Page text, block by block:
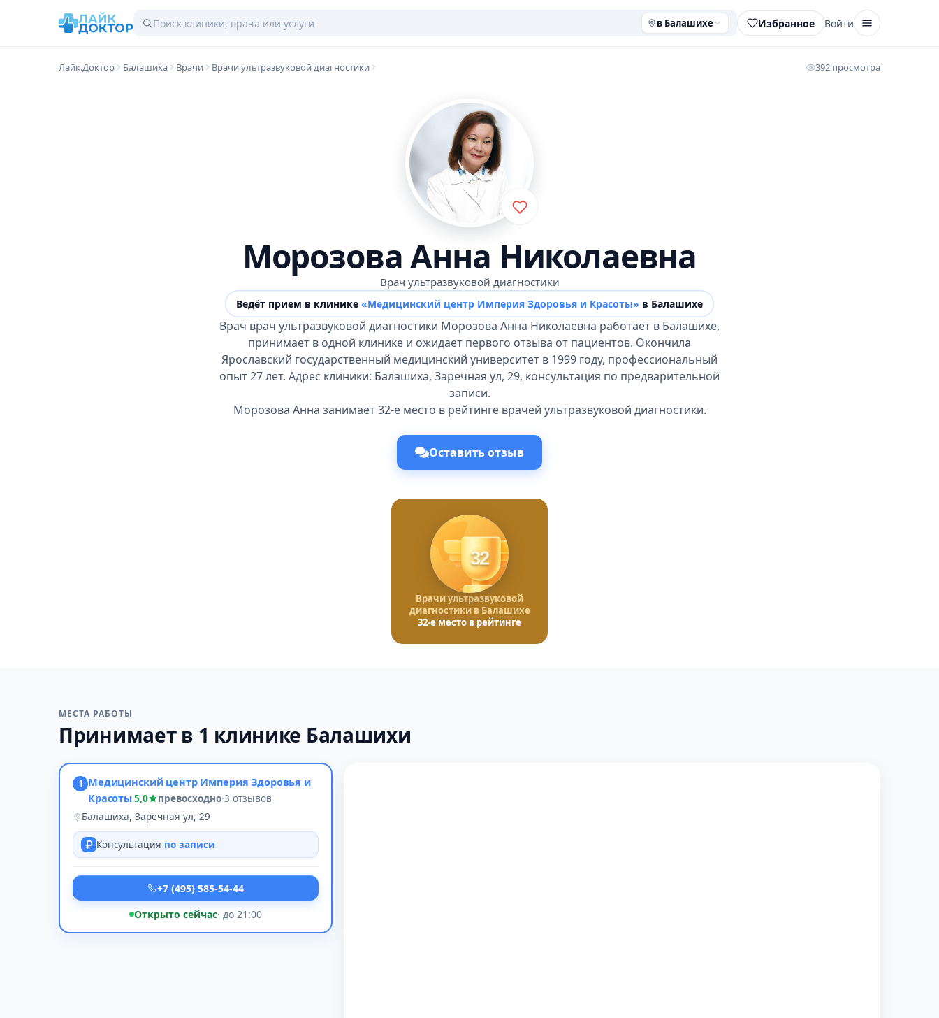
в Балашихе Избранное Войти
Лайк.Доктор Балашиха Врачи Врачи ультразвуковой диагностики 392 просмотра
Морозова Анна Николаевна
Врач ультразвуковой диагностики
Ведёт прием в клинике «Медицинский центр Империя Здоровья и Красоты» в Балашихе
Врач врач ультразвуковой диагностики Морозова Анна Николаевна работает в Балашихе,
принимает в одной клинике и ожидает первого отзыва от пациентов. Окончила
Ярославский государственный медицинский университет в 1999 году, профессиональный
опыт 27 лет. Адрес клиники: Балашиха, Заречная ул, 29, консультация по предварительной
записи.
Морозова Анна занимает 32-е место в рейтинге врачей ультразвуковой диагностики.
Оставить отзыв
32
Врачи ультразвуковой
диагностики в Балашихе
32-е место в рейтинге
МЕСТА РАБОТЫ
Принимает в 1 клинике Балашихи
1 Медицинский центр Империя Здоровья и
Красоты5,0 превосходно·3 отзывов
Балашиха, Заречная ул, 29
Консультация по записи
+7 (495) 585-54-44
Открыто сейчас· до 21:00